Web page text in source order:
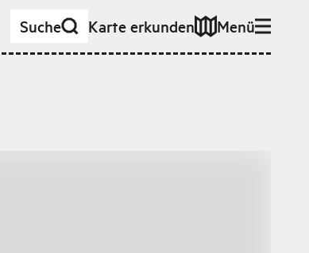
Suche Karte erkunden Menü